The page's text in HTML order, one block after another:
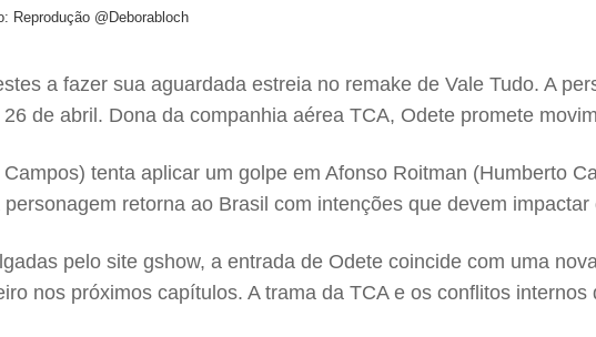
Reprodução @Deborabloch
a fazer sua aguardada estreia no remake de Vale Tudo. A
de abril. Dona da companhia aérea TCA, Odete promete
tenta aplicar um golpe em Afonso Roitman (Humberto
retorna ao Brasil com intenções que devem
pelo site gshow, a entrada de Odete coincide com uma
nos próximos capítulos. A trama da TCA e os conflitos